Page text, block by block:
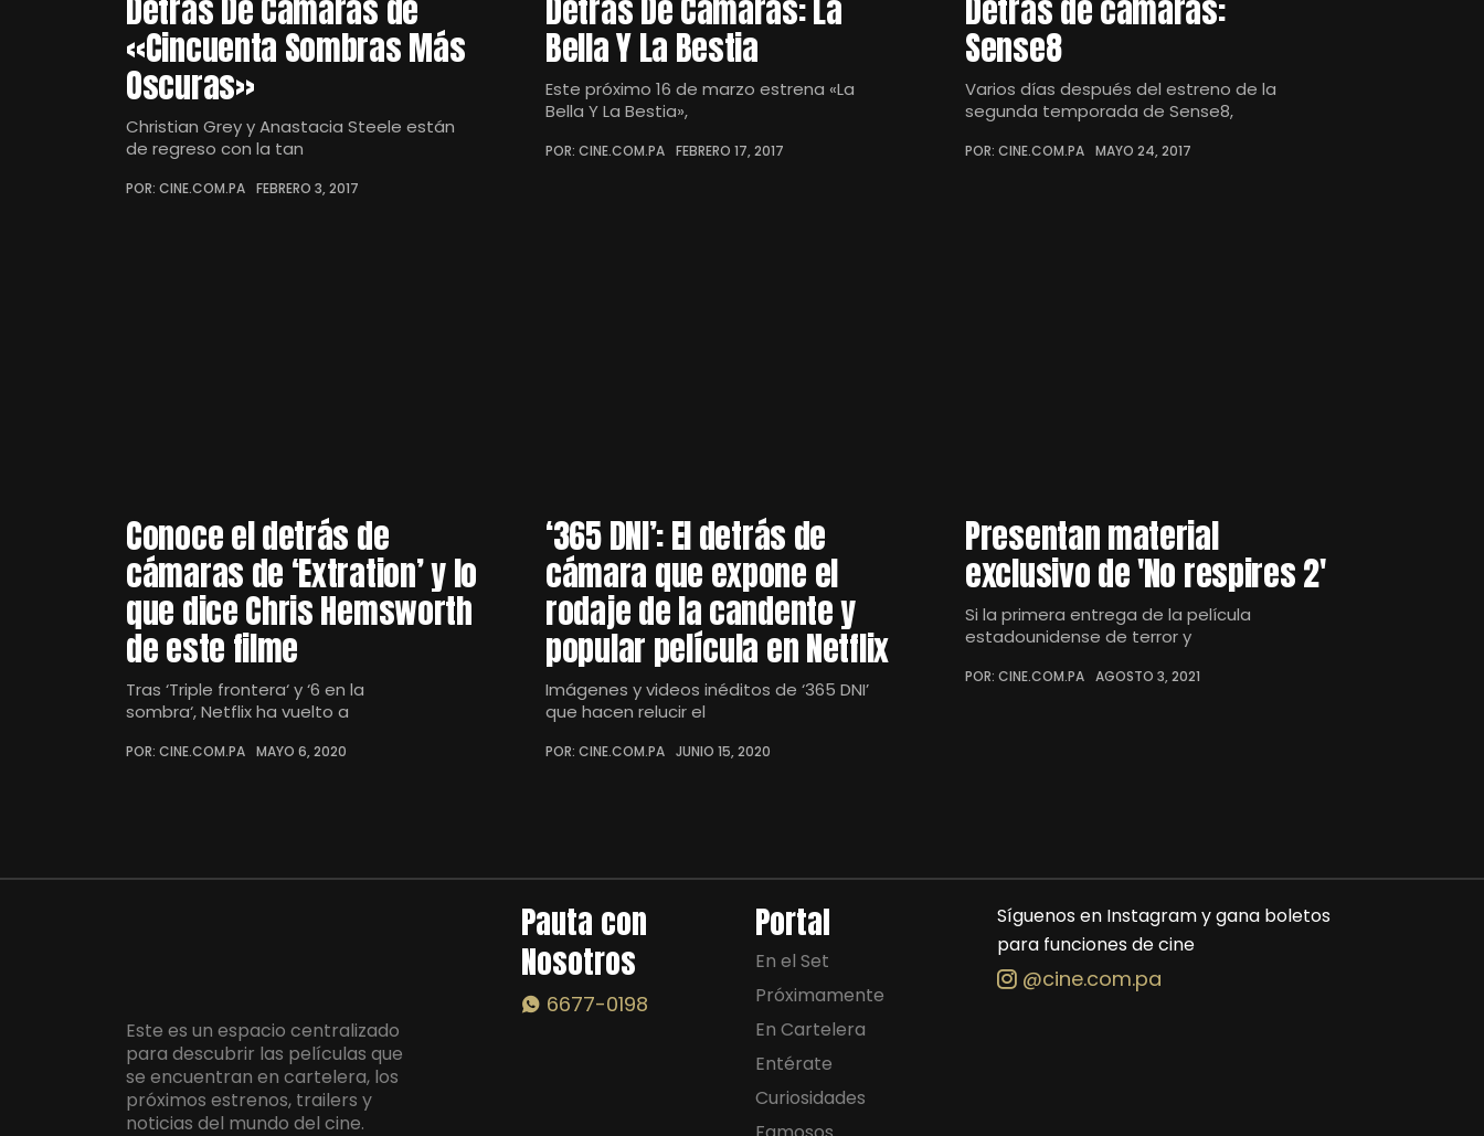
Detrás De Cámaras de
«Cincuenta Sombras Más
Oscuras»
Christian Grey y Anastacia Steele están
de regreso con la tan
POR: CINE.COM.PA FEBRERO 3, 2017
Detrás De Cámaras: La
Bella Y La Bestia
Este próximo 16 de marzo estrena «La
Bella Y La Bestia»,
POR: CINE.COM.PA FEBRERO 17, 2017
Detrás de cámaras:
Sense8
Varios días después del estreno de la
segunda temporada de Sense8,
POR: CINE.COM.PA MAYO 24, 2017
Conoce el detrás de
cámaras de ‘Extration’ y lo
que dice Chris Hemsworth
de este filme
Tras ‘Triple frontera‘ y ‘6 en la
sombra‘, Netflix ha vuelto a
POR: CINE.COM.PA MAYO 6, 2020
‘365 DNI’: El detrás de
cámara que expone el
rodaje de la candente y
popular película en Netflix
Imágenes y videos inéditos de ‘365 DNI’
que hacen relucir el
POR: CINE.COM.PA JUNIO 15, 2020
Presentan material
exclusivo de 'No respires 2'
Si la primera entrega de la película
estadounidense de terror y
POR: CINE.COM.PA AGOSTO 3, 2021
Este es un espacio centralizado
para descubrir las películas que
se encuentran en cartelera, los
próximos estrenos, trailers y
noticias del mundo del cine.
Pauta con
Nosotros
6677-0198
Portal
En el Set
Próximamente
En Cartelera
Entérate
Curiosidades
Síguenos en Instagram y gana boletos
para funciones de cine
@cine.com.pa